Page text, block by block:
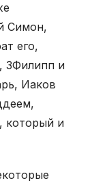
Симон,
его,
3Филипп и
Иаков
который и